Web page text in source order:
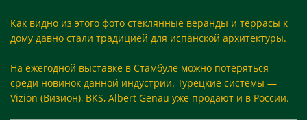
Как видно из этого фото стеклянные веранды и террасы к
дому давно стали традицией для испанской архитектуры.
На ежегодной выставке в Стамбуле можно потеряться
среди новинок данной индустрии. Турецкие системы —
Vizion (Визион), BKS, Albert Genau уже продают и в России.